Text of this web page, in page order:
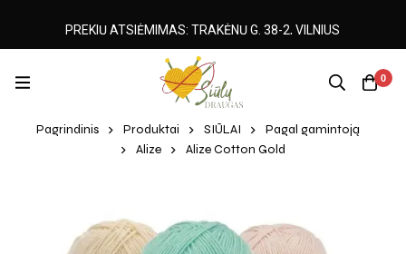
0
Pagrindinis Produktai SIŪLAI
Pagal gamintoją
Alize
Alize Cotton Gold
PREKIŲ ATSIĖMIMAS: TRAKĖNŲ G. 38-2, VILNIUS